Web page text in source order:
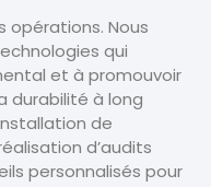
opérations. Nous
qui
et à promouvoir
durabilité à long
de
d’audits
personnalisés pour